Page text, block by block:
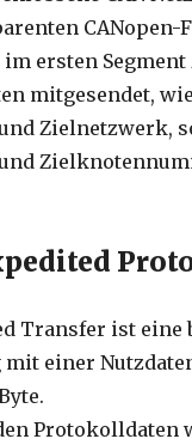
CANopen-
ersten
mitgesendet,
Zielnetzwerk,
Transfer ist eine
mit einer
Protokolldaten